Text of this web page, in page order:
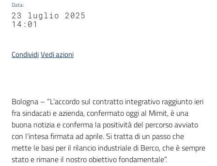
Data:
23 luglio 2025
14:01
CondividiVedi azioni
Contenuto
Bologna – “L’accordo sul contratto integrativo raggiunto ieri
fra sindacati e azienda, confermato oggi al Mimit, è una
buona notizia e conferma la positività del percorso avviato
con l’intesa firmata ad aprile. Si tratta di un passo che
mette le basi per il rilancio industriale di Berco, che è sempre
stato e rimane il nostro obiettivo fondamentale”.